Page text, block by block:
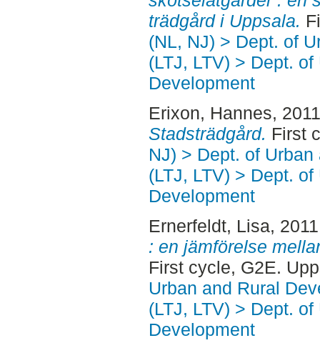
trädgård i Uppsala.
(NL, NJ) > Dept. of
(LTJ, LTV) > Dept.
Development
Erixon, Hannes,
Stadsträdgård. First
NJ) > Dept. of
(LTJ, LTV) > Dept.
Development
Ernerfeldt, Lisa,
: en jämförelse
First cycle, G2E.
Urban and Rural
(LTJ, LTV) > Dept.
Development